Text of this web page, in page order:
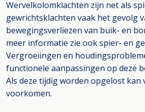
Wervelkolomklachten zijn net als
gewrichtsklachten vaak het gevolg
bewegingsverliezen van buik- en
meer informatie zie ook spier- en
Vergroeiingen en
functionele aanpassingen op deze
Als deze tijdig worden opgelost kan
voorkomen.